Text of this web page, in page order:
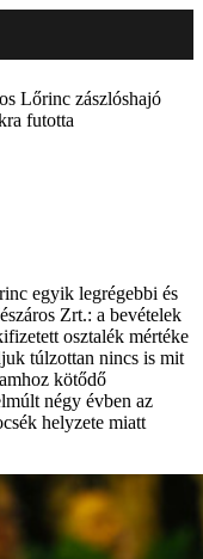
Lőrinc zászlóshajó
futotta
egyik legrégebbi és
Zrt.: a bevételek
osztalék mértéke
túlzottan nincs is mit
kötődő
négy évben az
helyzete miatt